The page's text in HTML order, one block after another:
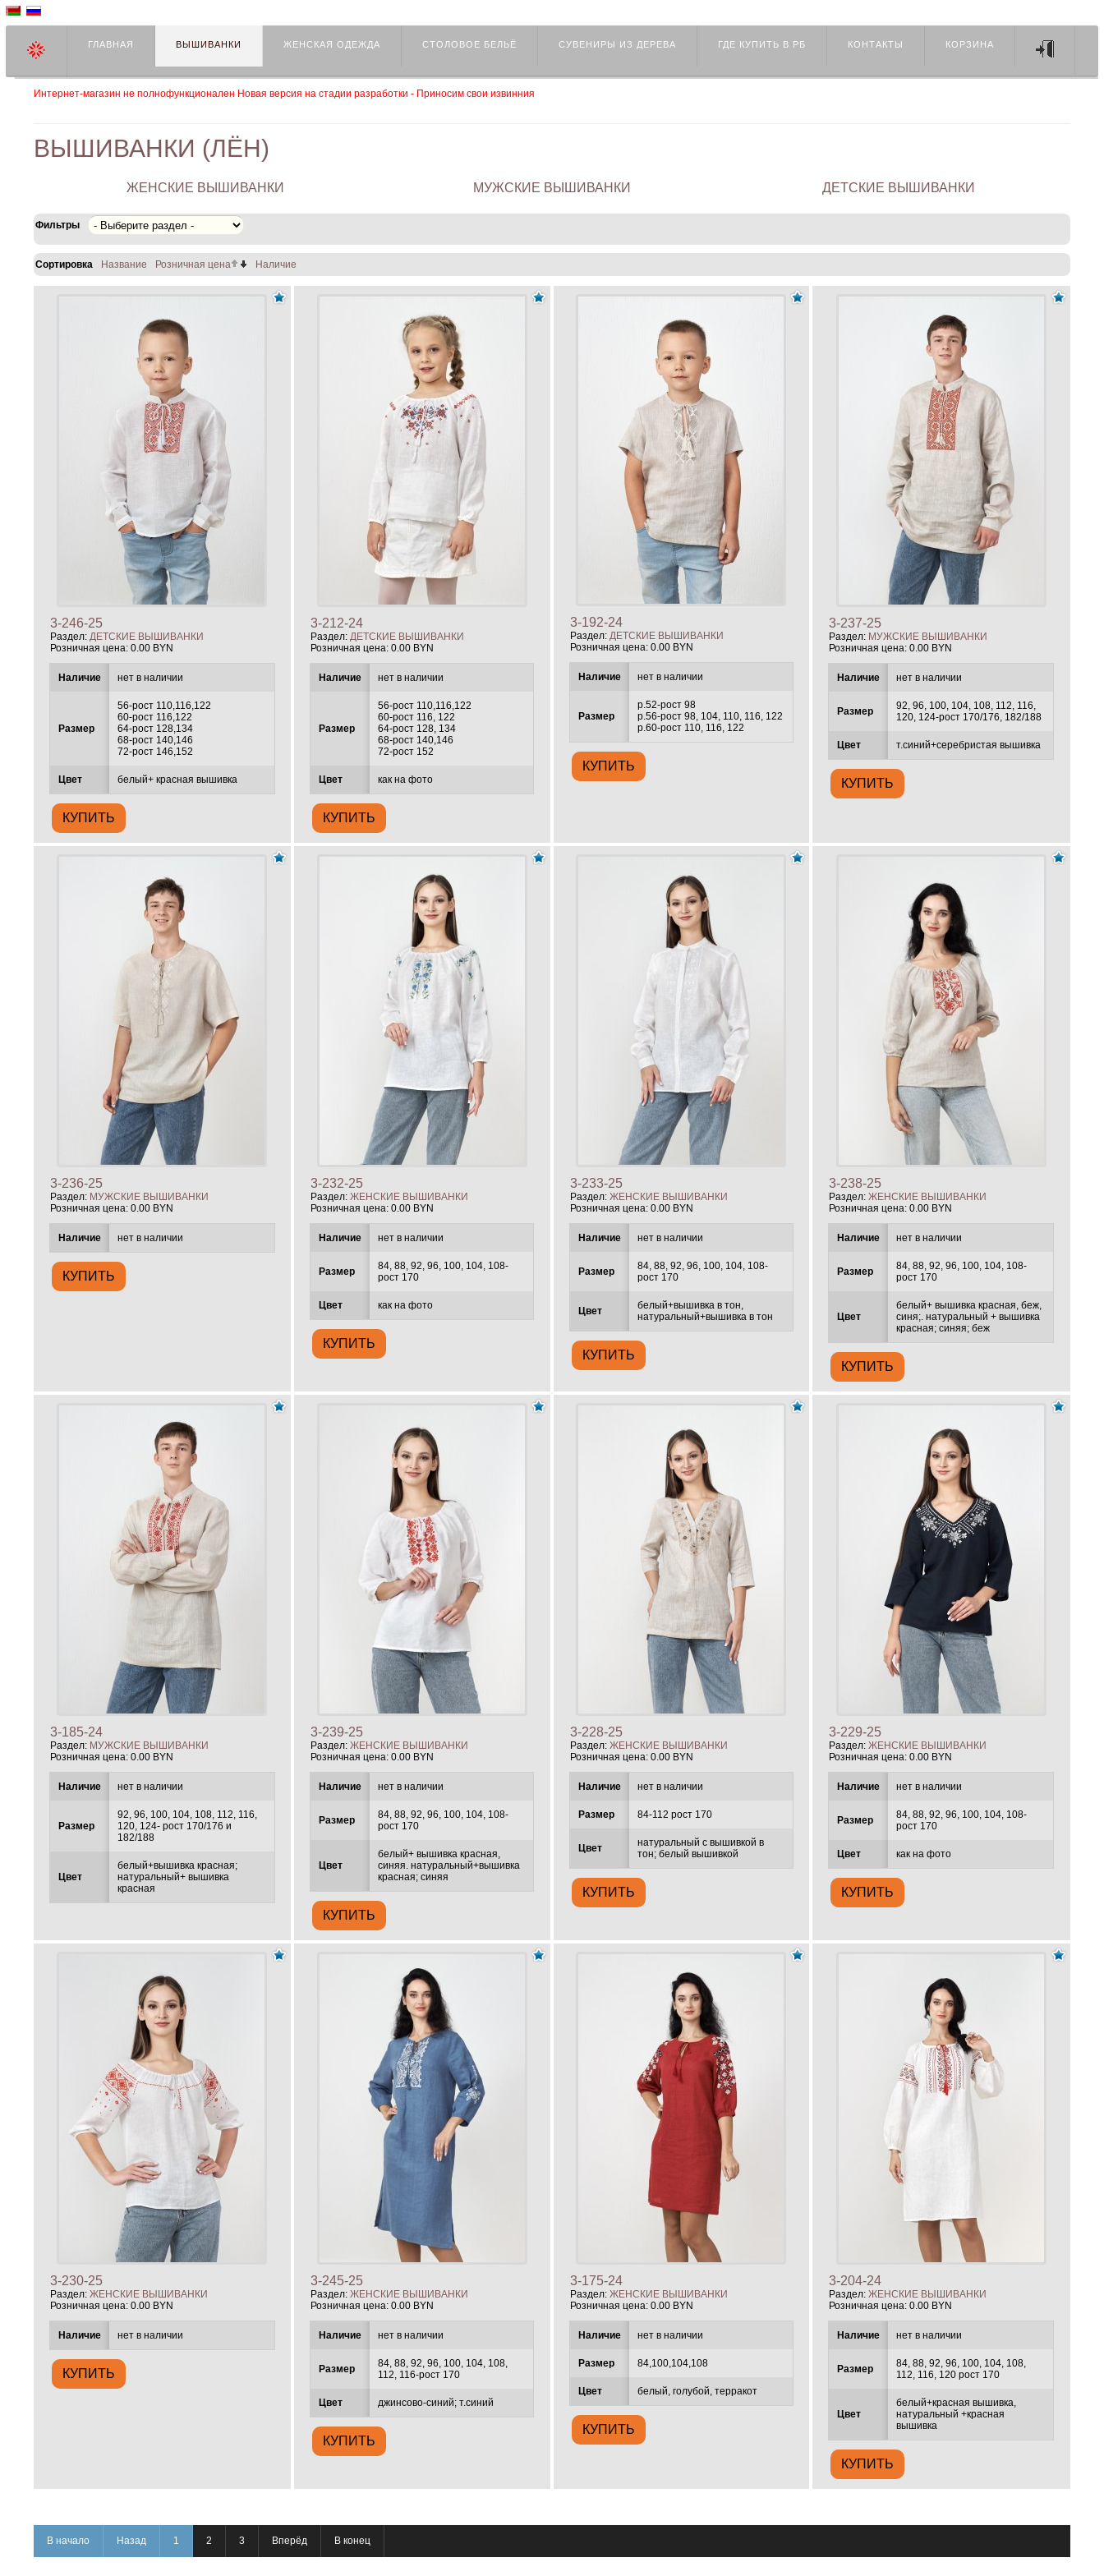
ГЛАВНАЯ ВЫШИВАНКИ ЖЕНСКАЯ ОДЕЖДА СТОЛОВОЕ БЕЛЬЁ СУВЕНИРЫ ИЗ ДЕРЕВА ГДЕ КУПИТЬ В РБ КОНТАКТЫ КОРЗИНА
Интернет-магазин не полнофункционален Новая версия на стадии разработки - Приносим свои извинния
ВЫШИВАНКИ (ЛЁН)
ЖЕНСКИЕ ВЫШИВАНКИ МУЖСКИЕ ВЫШИВАНКИ ДЕТСКИЕ ВЫШИВАНКИ
Фильтры
Сортировка Название Розничная цена Наличие
3-246-25
Раздел: ДЕТСКИЕ ВЫШИВАНКИ
Розничная цена: 0.00 BYN
Наличие нет в наличии
Размер
56-рост 110,116,122
60-рост 116,122
64-рост 128,134
68-рост 140,146
72-рост 146,152
Цвет белый+ красная вышивка
3-212-24
Раздел:ДЕТСКИЕ ВЫШИВАНКИ
Розничная цена:0.00 BYN
Наличие нет в наличии
Размер
56-рост 110,116,122
60-рост 116, 122
64-рост 128, 134
68-рост 140,146
72-рост 152
Цвет как на фото
3-192-24
Раздел: ДЕТСКИЕ ВЫШИВАНКИ
Розничная цена: 0.00 BYN
Наличие нет в наличии
Размер
р.52-рост 98
р.56-рост 98, 104, 110, 116, 122
р.60-рост 110, 116, 122
3-237-25
Раздел: МУЖСКИЕ ВЫШИВАНКИ
Розничная цена:0.00 BYN
Наличие нет в наличии
Размер
92, 96, 100, 104, 108, 112, 116,
120, 124-рост 170/176, 182/188
Цвет т.синий+серебристая вышивка
3-236-25
Раздел: МУЖСКИЕ ВЫШИВАНКИ
Розничная цена: 0.00 BYN
Наличие нет в наличии
3-232-25
Раздел:ЖЕНСКИЕ ВЫШИВАНКИ
Розничная цена:0.00 BYN
Наличие нет в наличии
Размер
84, 88, 92, 96, 100, 104, 108-
рост 170
Цвет как на фото
3-233-25
Раздел: ЖЕНСКИЕ ВЫШИВАНКИ
Розничная цена: 0.00 BYN
Наличие нет в наличии
Размер
84, 88, 92, 96, 100, 104, 108-
рост 170
Цвет
белый+вышивка в тон,
натуральный+вышивка в тон
3-238-25
Раздел:ЖЕНСКИЕ ВЫШИВАНКИ
Розничная цена:0.00 BYN
Наличие нет в наличии
Размер
84, 88, 92, 96, 100, 104, 108-
рост 170
Цвет
белый+ вышивка красная, беж,
синя;. натуральный + вышивка
красная; синяя; беж
3-185-24
Раздел: МУЖСКИЕ ВЫШИВАНКИ
Розничная цена: 0.00 BYN
Наличие нет в наличии
Размер
92, 96, 100, 104, 108, 112, 116,
120, 124- рост 170/176 и
182/188
Цвет
белый+вышивка красная;
натуральный+ вышивка
красная
3-239-25
Раздел:ЖЕНСКИЕ ВЫШИВАНКИ
Розничная цена:0.00 BYN
Наличие нет в наличии
Размер
84, 88, 92, 96, 100, 104, 108-
рост 170
Цвет
белый+ вышивка красная,
синяя. натуральный+вышивка
красная; синяя
3-228-25
Раздел: ЖЕНСКИЕ ВЫШИВАНКИ
Розничная цена: 0.00 BYN
Наличие нет в наличии
Размер 84-112 рост 170
Цвет
натуральный с вышивкой в
тон; белый вышивкой
3-229-25
Раздел:ЖЕНСКИЕ ВЫШИВАНКИ
Розничная цена:0.00 BYN
Наличие нет в наличии
Размер
84, 88, 92, 96, 100, 104, 108-
рост 170
Цвет как на фото
3-230-25
Раздел: ЖЕНСКИЕ ВЫШИВАНКИ
Розничная цена: 0.00 BYN
Наличие нет в наличии
3-245-25
Раздел:ЖЕНСКИЕ ВЫШИВАНКИ
Розничная цена:0.00 BYN
Наличие нет в наличии
Размер
84, 88, 92, 96, 100, 104, 108,
112, 116-рост 170
Цвет джинсово-синий; т.синий
3-175-24
Раздел: ЖЕНСКИЕ ВЫШИВАНКИ
Розничная цена: 0.00 BYN
Наличие нет в наличии
Размер 84,100,104,108
Цвет белый, голубой, терракот
3-204-24
Раздел:ЖЕНСКИЕ ВЫШИВАНКИ
Розничная цена:0.00 BYN
Наличие нет в наличии
Размер
84, 88, 92, 96, 100, 104, 108,
112, 116, 120 рост 170
Цвет
белый+красная вышивка,
натуральный +красная
вышивка
В начало Назад 1 2 3 Вперёд В конец